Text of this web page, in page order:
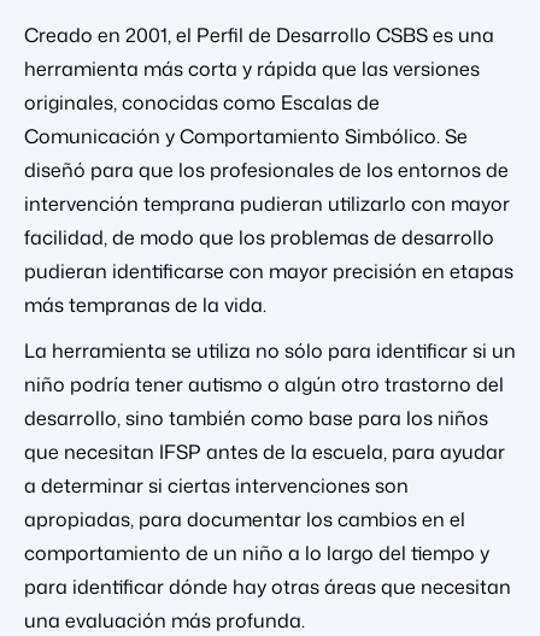
Creado en 2001, el Perfil de Desarrollo CSBS es una
herramienta más corta y rápida que las versiones
originales, conocidas como Escalas de
Comunicación y Comportamiento Simbólico. Se
diseñó para que los profesionales de los entornos de
intervención temprana pudieran utilizarlo con mayor
facilidad, de modo que los problemas de desarrollo
pudieran identificarse con mayor precisión en etapas
más tempranas de la vida.
La herramienta se utiliza no sólo para identificar si un
niño podría tener autismo o algún otro trastorno del
desarrollo, sino también como base para los niños
que necesitan IFSP antes de la escuela, para ayudar
a determinar si ciertas intervenciones son
apropiadas, para documentar los cambios en el
comportamiento de un niño a lo largo del tiempo y
para identificar dónde hay otras áreas que necesitan
una evaluación más profunda.